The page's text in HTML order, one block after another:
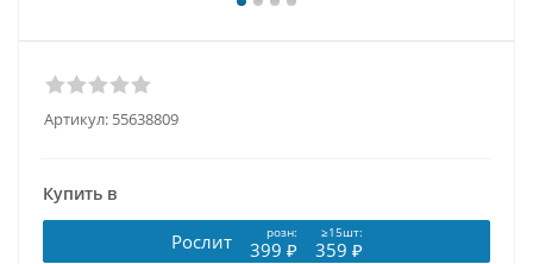
Артикул: 55638809
Купить в
Рослит розн: ≥15шт:
399 ₽
359 ₽